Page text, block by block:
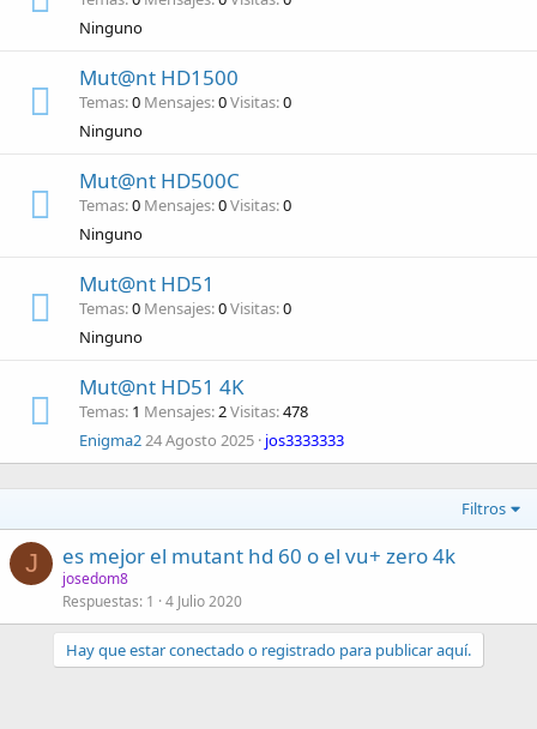
Ninguno
Mut@nt HD1500
Temas 0 Mensajes 0Visitas 0
Ninguno
Mut@nt HD500C
Temas 0 Mensajes 0Visitas 0
Ninguno
Mut@nt HD51
Temas 0 Mensajes 0Visitas 0
Ninguno
Mut@nt HD51 4K
Temas 1 Mensajes 2Visitas 478
Enigma224 Agosto 2025 jos3333333
Filtros
J es mejor el mutant hd 60 o el vu+ zero 4k
josedom8
Respuestas 1 4 Julio 2020
Hay que estar conectado o registrado para publicar aquí.